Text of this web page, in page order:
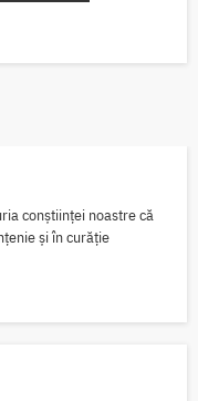
conștiinței noastre că
și în curăție